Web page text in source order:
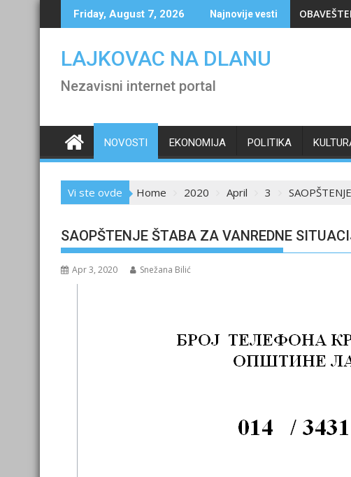
to
Friday, August 7, 2026 Najnovije vesti
LAJKOVAC NA DLANU
Nezavisni internet portal
NOVOSTI EKONOMIJA POLITIKA
Vi ste ovde Home 2020 April 3
SAOPŠTENJE ŠTABA ZA VANREDNE
Apr 3, 2020 Snežana Bilić